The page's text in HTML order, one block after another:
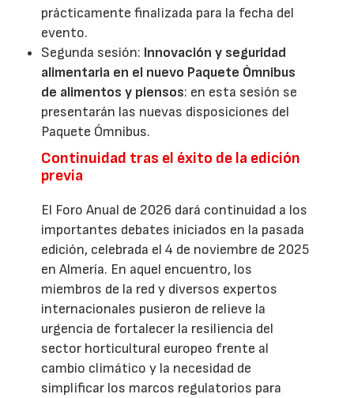
prácticamente finalizada para la fecha del
evento.
Segunda sesión: Innovación y seguridad
alimentaria en el nuevo Paquete Ómnibus
de alimentos y piensos: en esta sesión se
presentarán las nuevas disposiciones del
Paquete Ómnibus.
Continuidad tras el éxito de la edición
previa
El Foro Anual de 2026 dará continuidad a los
importantes debates iniciados en la pasada
edición, celebrada el 4 de noviembre de 2025
en Almería. En aquel encuentro, los
miembros de la red y diversos expertos
internacionales pusieron de relieve la
urgencia de fortalecer la resiliencia del
sector horticultural europeo frente al
cambio climático y la necesidad de
simplificar los marcos regulatorios para